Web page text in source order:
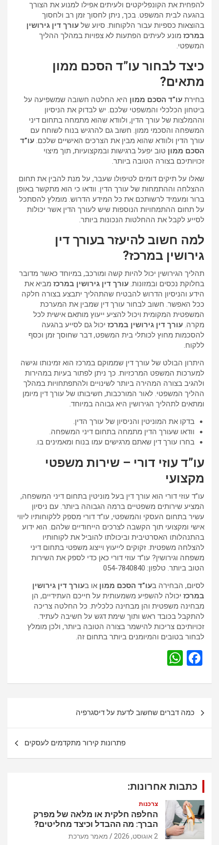
להפחית את הקונפליקטים ולעיתים אפילו למנוע את הצורך
בהגעה לבית המשפט. בכך, ניתן לחסוך זמן רב ולחסוך
בהוצאות כספיות עבור הלקוחות. סיוע של עורך דין גירושין
במרכז מונע לעיתים הפתעות לא צפויות במהלך ההליך
המשפטי.
כיצד לבחור עו”ד הסכם ממון
מתאים?
בחירת עו”ד הסכם ממון היא החלטה חשובה שמשפיעה על
ביטחון הכלכלי והמשפטי שלכם. יש לבדוק את הניסיון
וההמלצות של עורך הדין, ולוודא שהוא מתמחה בתחום דיני
המשפחה והסכמי ממון. חשוב גם להרגיש בנוח לשוחח עם
עורך הדין ולוודא שהוא מבין את הצרכים האישיים שלכם. עו”ד
הסכם ממון טוב יפעל ברגישות ובמקצועיות, תוך מיצוי
זכויותיכם בצורה הטובה ביותר.
שאלו על תיקים דומים לטיפולו שעבר, על מנת להבין את תחום
ההצלחה וההתמחות של עורך הדין. וודאו כי הוא מתקשר באופן
ברור ומעמיד לרשותכם את כל המידע הדרוש. מומלץ להסתכל
על תחום ההתמחויות הנוספות שיש לעורך הדין אשר יכולות
לסייע לקבל את ההחלטות הנכונות ביותר.
למה חשוב להיעזר בעורך דין
גירושין במרכז?
תהליך הגירושין יכול להיות קשה ומורכב, במיוחד כאשר מדובר
בחלוקת נכסים ובמזונות. עורך דין גירושין במרכז מביא את
הידע והניסיון הדרוש להבטיח שהתהליך יתבצע בצורה חלקה
ככל האפשר. חשוב לבחור עורך דין שמבין את המערכת
המשפטית המקומית ויכול להציע ייעוץ מותאם אישית לכל
מקרה. עורך דין גירושין במרכז יכול גם לסייע בהגעה
להסכמות מחוץ לכותלי בית המשפט, דבר שחוסך זמן וכסף
ללקוח.
היתרון הבולט של עורך דין שממוקם במרכז הוא זמינותו וגישה
למערכות המשפט המרכזיות. כך ניתן לפתור בעיות במהירות
ולהגיב בצורה המהירה ביותר לשינויים ולהתפתחויות במהלך
ההליך המשפטי. לאור המורכבות, חשיבותו של עורך דין מיומן
ומתאים לתהליך הגירושין היא גבוהה במיוחד.
בדקו את המוניטין והניסיון של עורך הדין.
וודאו שעורך הדין מתמחה בתחום דיני המשפחה.
בחרו עורך דין שאתם מרגישים עמו בנוח ומאמינים בו.
עו”ד עוזי דורי – שירות משפטי
מקצועי
עו”ד עוזי דורי הוא עורך דין בעל מוניטין בתחום דיני המשפחה,
המציע שירותים משפטיים ברמה הגבוהה ביותר. עם ניסיון
עשיר בתחום העסקי והמשפטי, עו”ד דורי מספק ללקוחותיו ליווי
אישי ומקצועי תוך הקשבה לצרכים הייחודיים שלהם. הוא ידוע
בהתנהלותו האסרטיבית וביכולתו להוביל את לקוחותיו
להצלחה משפטית. זקוקים לייעוץ וייצוג משפטי בתחום דיני
משפחה וגירושין? עו”ד עוזי דורי כאן כדי לספק את השירות
הטוב ביותר. טלפון: 054-7840840
לסיום, הבחירה בעו”ד הסכם ממון או בעורך דין גירושין
במרכז יכולה להשפיע משמעותית על חייכם העתידיים, הן
מבחינה משפטית והן מבחינה כלכלית. כל החלטה צריכה
להתקבל בכובד ראש ותוך שימת דגש על חשיבה לעתיד.
זכויותיכם צריכות להישמר בצורה הטובה ביותר, ולכן מומלץ
לבחור בטובים והמיומנים ביותר בתחום זה.
F
ce
o
at
A
כמה דברים שחשוב לדעת על דיסגרפיה
פתרונות קירור מתקדמים לעסקים
כתבות אחרונות:
צרכנות
החלפה חלקית או מלאה של מפרק
הברך: מה ההבדל וכיצד מחליטים?
2 אוגוסט, 2026 מאמר מערכת